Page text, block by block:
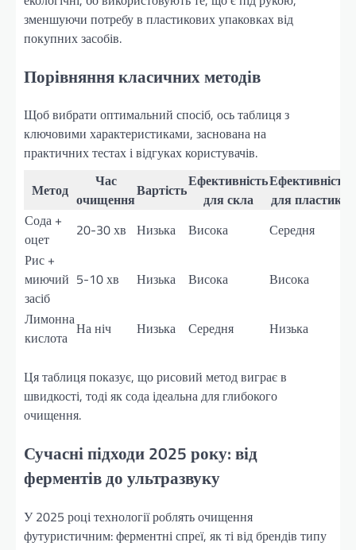
зменшуючи потребу в пластикових упаковках від
покупних засобів.
Порівняння класичних методів
Щоб вибрати оптимальний спосіб, ось таблиця з
ключовими характеристиками, заснована на
практичних тестах і відгуках користувачів.
Метод
Час
очищенняВартістьЕфективність
для скла
Ефективність
для пластику
Сода +
оцет
20-30 хв Низька Висока
Середня
Рис +
миючий
засіб
5-10 хв Низька Висока Висока
Лимонна
кислота На ніч Низька Середня Низька
Ця таблиця показує, що рисовий метод виграє в
швидкості, тоді як сода ідеальна для глибокого
очищення.
Сучасні підходи 2025 року: від
ферментів до ультразвуку
У 2025 році технології роблять очищення
футуристичним: ферментні спреї, як ті від брендів типу